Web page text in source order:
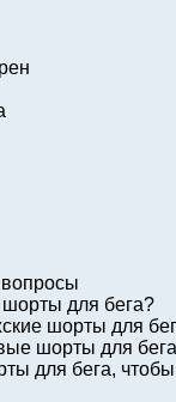
для бега?
шорты для
шорты для
для бега, чтобы